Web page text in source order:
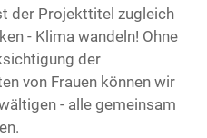
der Projekttitel zugleich
- Klima wandeln! Ohne
der
von Frauen können wir
- alle gemeinsam